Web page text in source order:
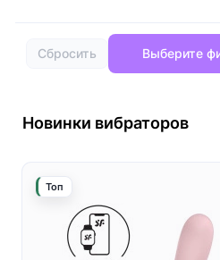
Сбросить Выберите
Новинки вибраторов
Топ